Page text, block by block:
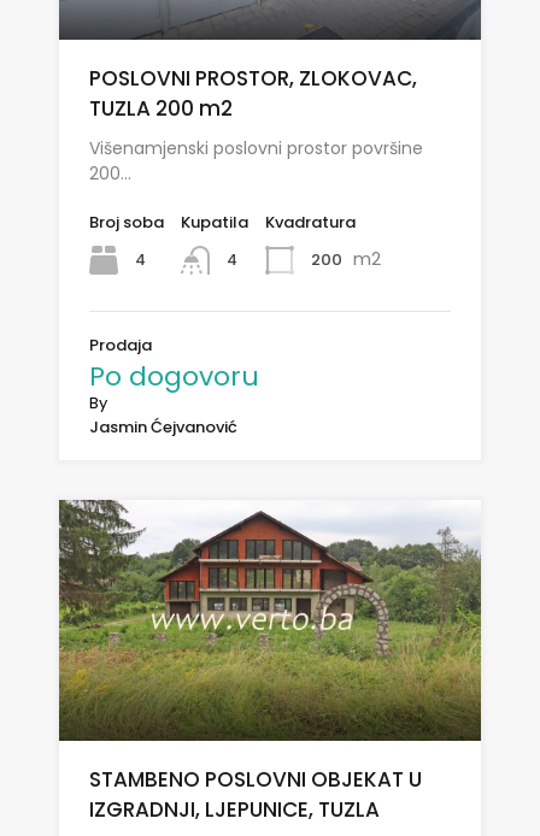
POSLOVNI PROSTOR, ZLOKOVAC,
TUZLA 200 m2
Višenamjenski poslovni prostor površine
200…
Broj soba
4
Kupatila
4
Kvadratura
200 m2
Prodaja
Po dogovoru
By
Jasmin Ćejvanović
STAMBENO POSLOVNI OBJEKAT U
IZGRADNJI, LJEPUNICE, TUZLA